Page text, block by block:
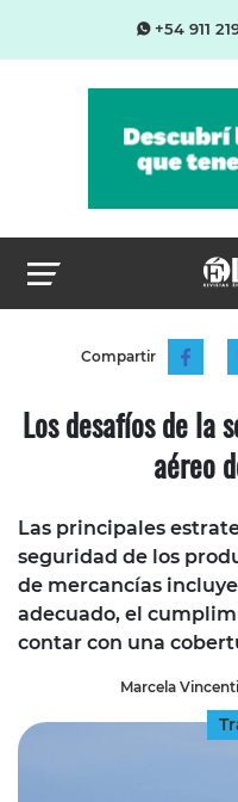
+54 911
Compartir
Los desafíos de la
aéreo
Las principales
seguridad de los
de mercancías
adecuado, el
contar con una
Marcela Vincenti